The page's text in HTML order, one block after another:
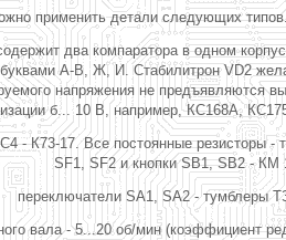
применить детали следующих
два компаратора в одном
А-В, Ж, И. Стабилитрон VD2
напряжения не предъявляются
б... 10 В, например, КС168А,
- К73-17. Все постоянные
SF1, SF2 и кнопки SB1, SB2 - КМ
переключатели SA1, SA2 - тумблеры
вала - 5...20 об/мин (коэффициент